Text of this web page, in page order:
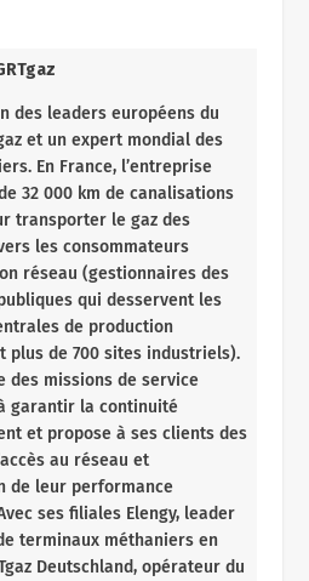
des leaders européens du
et un expert mondial des
En France, l’entreprise
32 000 km de canalisations
transporter le gaz des
les consommateurs
réseau (gestionnaires des
qui desservent les
de production
plus de 700 sites industriels).
des missions de service
garantir la continuité
et propose à ses clients des
au réseau et
de leur performance
ses filiales Elengy, leader
terminaux méthaniers en
Deutschland, opérateur du